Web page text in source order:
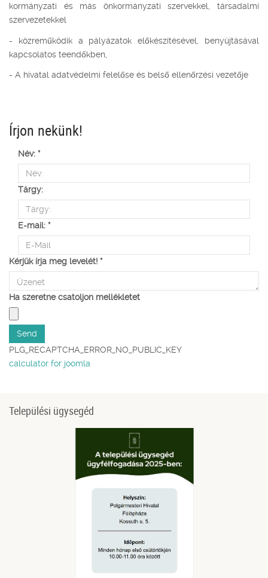
kormányzati és más önkormányzati szervekkel, társadalmi
szervezetekkel
- közreműködik a pályázatok előkészítésével, benyújtásával
kapcsolatos teendőkben,
- A hivatal adatvédelmi felelőse és belső ellenőrzési vezetője
Írjon nekünk!
Név: *
Tárgy:
E-mail: *
Kérjük írja meg levelét! *
Ha szeretne csatoljon mellékletet
PLG_RECAPTCHA_ERROR_NO_PUBLIC_KEY
calculator for joomla
Települési ügysegéd